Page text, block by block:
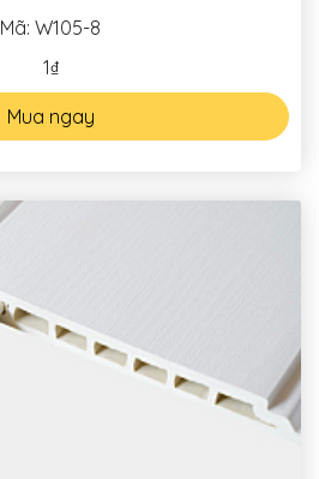
Mã: W105-8
1₫
Mua ngay